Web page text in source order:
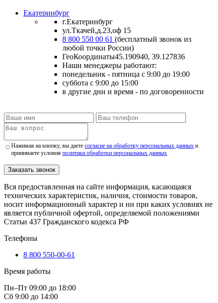
Екатеринбург
г.Екатеринбург
ул.Ткачей,д.23,оф 15
8 800 550 00 61 (бесплатный звонок из
любой точки России)
ГеоКоординаты45.190940, 39.127836
Наши менеджеры работают:
понедельник - пятница с 9:00 до 19:00
суббота с 9:00 до 15:00
в другие дни и время - по договоренности
Нажимая на кнопку, вы даетесогласие на обработку персональных данных и
принимаете условияполитики обработки персональных данных
Заказать звонок
Вся предоставленная на сайте информация, касающаяся
технических характеристик, наличия, стоимости товаров,
носит информационный характер и ни при каких условиях не
является публичной офертой, определяемой положениями
Статьи 437 Гражданского кодекса РФ
Телефоны
8 800 550-00-61
Время работы
Пн–Пт 09:00 до 18:00
Сб 9:00 до 14:00